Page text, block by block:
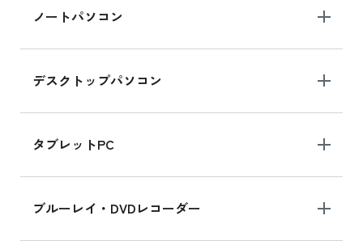
ノートパソコン
デスクトップパソコン
タブレットPC
ブルーレイ・DVDレコーダー
ら
iPad mini シリーズ 2024
iPad mini 8.3インチ の新品買取価格
iPhone 16 シリーズ
iPhone 16 の新品買取価格